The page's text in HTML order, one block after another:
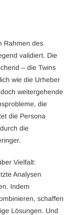
Rahmen des
validiert. Die
– die Twins
wie die Urheber
weitergehende
die
die Persona
die
Vielfalt:
Analysen
Indem
schaffen
Lösungen. Und